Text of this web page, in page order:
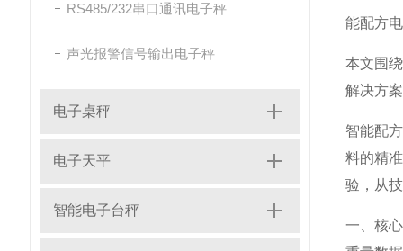
RS485/232串口通讯电子秤
声光报警信号输出电子秤
电子桌秤
电子天平
智能电子台秤
能配方
本文围
解决方
智能配
料的精
验，从
一、核